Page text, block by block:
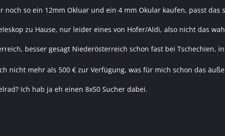
noch so ein 12mm Okluar und ein 4 mm Okular kaufen, passt das
zu Hause, nur leider eines von Hofer/Aldi, also nicht das
besser gesagt Niederösterreich schon fast bei Tschechien,
nicht mehr als 500 € zur Verfügung, was für mich schon das
Ich hab ja eh einen 8x50 Sucher dabei.